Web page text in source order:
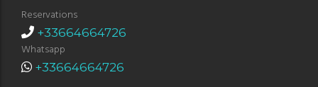
Reservations
+33664664726
Whatsapp
+33664664726